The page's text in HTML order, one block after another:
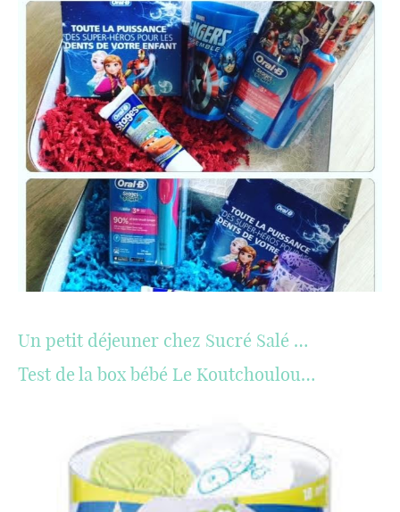
Un petit déjeuner chez Sucré Salé …
Test de la box bébé Le Koutchoulou…